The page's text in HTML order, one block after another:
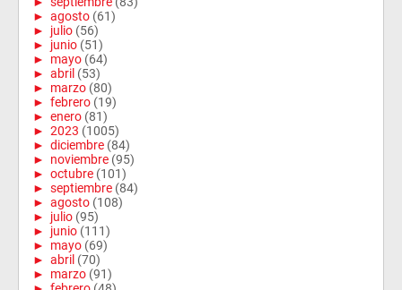
► agosto (61)
► julio (56)
► junio (51)
► mayo (64)
► abril (53)
► marzo (80)
► febrero (19)
► enero (81)
► 2023 (1005)
► diciembre (84)
► noviembre (95)
► octubre (101)
► septiembre (84)
► agosto (108)
► julio (95)
► junio (111)
► mayo (69)
► abril (70)
► marzo (91)